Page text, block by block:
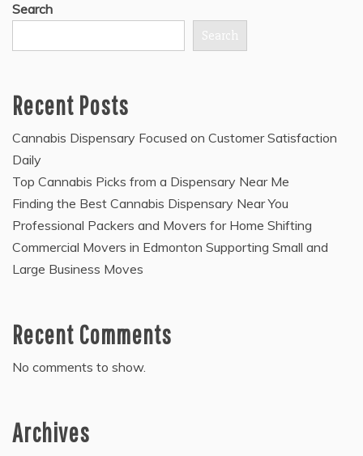
Search
Search
Recent Posts
Cannabis Dispensary Focused on Customer Satisfaction
Daily
Top Cannabis Picks from a Dispensary Near Me
Finding the Best Cannabis Dispensary Near You
Professional Packers and Movers for Home Shifting
Commercial Movers in Edmonton Supporting Small and
Large Business Moves
Recent Comments
No comments to show.
Archives